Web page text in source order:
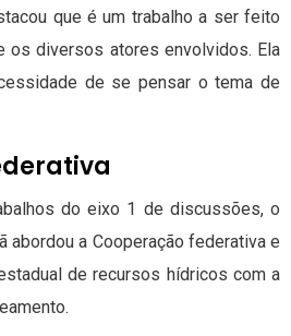
que é um trabalho a ser feito
os diversos atores envolvidos. Ela
de se pensar o tema de
do eixo 1 de discussões, o
abordou a Cooperação federativa e
de recursos hídricos com a